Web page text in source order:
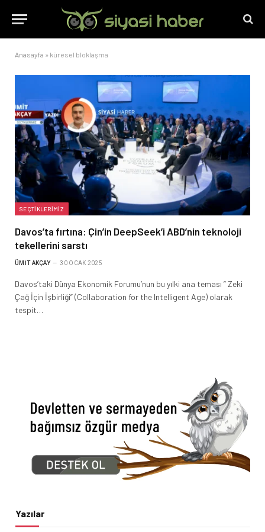
Anasayfa » küresel bloklaşma
SEÇTIKLERIMIZ
Davos’ta fırtına: Çin’in DeepSeek’i ABD’nin teknoloji
tekellerini sarstı
ÜMIT AKÇAY 30 OCAK 2025
Davos’taki Dünya Ekonomik Forumu’nun bu yılki ana teması ” Zeki
Çağ İçin İşbirliği” (Collaboration for the Intelligent Age) olarak
tespit…
Yazılar